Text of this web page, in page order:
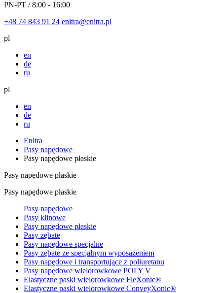
PN-PT / 8:00 - 16:00
+48 74 843 91 24 enitra@enitra.pl
pl
en
de
ru
pl
en
de
ru
Enitra
Pasy napędowe
Pasy napędowe płaskie
Pasy napędowe płaskie
Pasy napędowe płaskie
Pasy napędowe
Pasy klinowe
Pasy napędowe płaskie
Pasy zębate
Pasy napędowe specjalne
Pasy zębate ze specjalnym wyposażeniem
Pasy napędowe i transportujące z poliuretanu
Pasy napędowe wielorowkowe POLY V
Elastyczne paski wielorowkowe FleXonic®
Elastyczne paski wielorowkowe ConveyXonic®